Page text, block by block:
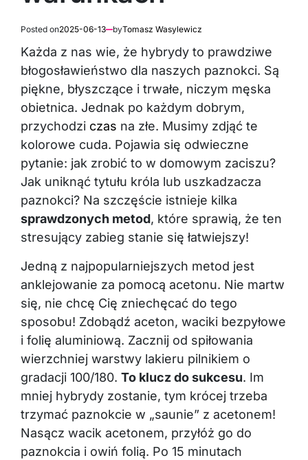
Posted on2025-06-13 byTomasz Wasylewicz
Każda z nas wie, że hybrydy to prawdziwe
błogosławieństwo dla naszych paznokci. Są
piękne, błyszczące i trwałe, niczym męska
obietnica. Jednak po każdym dobrym,
przychodzi czas na złe. Musimy zdjąć te
kolorowe cuda. Pojawia się odwieczne
pytanie: jak zrobić to w domowym zaciszu?
Jak uniknąć tytułu króla lub uszkadzacza
paznokci? Na szczęście istnieje kilka
sprawdzonych metod, które sprawią, że ten
stresujący zabieg stanie się łatwiejszy!
Jedną z najpopularniejszych metod jest
anklejowanie za pomocą acetonu. Nie martw
się, nie chcę Cię zniechęcać do tego
sposobu! Zdobądź aceton, waciki bezpyłowe
i folię aluminiową. Zacznij od spiłowania
wierzchniej warstwy lakieru pilnikiem o
gradacji 100/180. To klucz do sukcesu. Im
mniej hybrydy zostanie, tym krócej trzeba
trzymać paznokcie w „saunie” z acetonem!
Nasącz wacik acetonem, przyłóż go do
paznokcia i owiń folią. Po 15 minutach